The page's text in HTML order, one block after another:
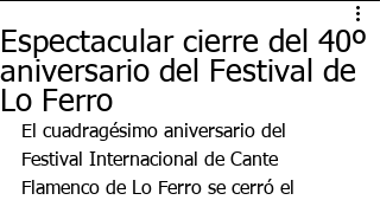
Espectacular cierre del 40º
aniversario del Festival de
Lo Ferro
El cuadragésimo aniversario del
Festival Internacional de Cante
Flamenco de Lo Ferro se cerró el